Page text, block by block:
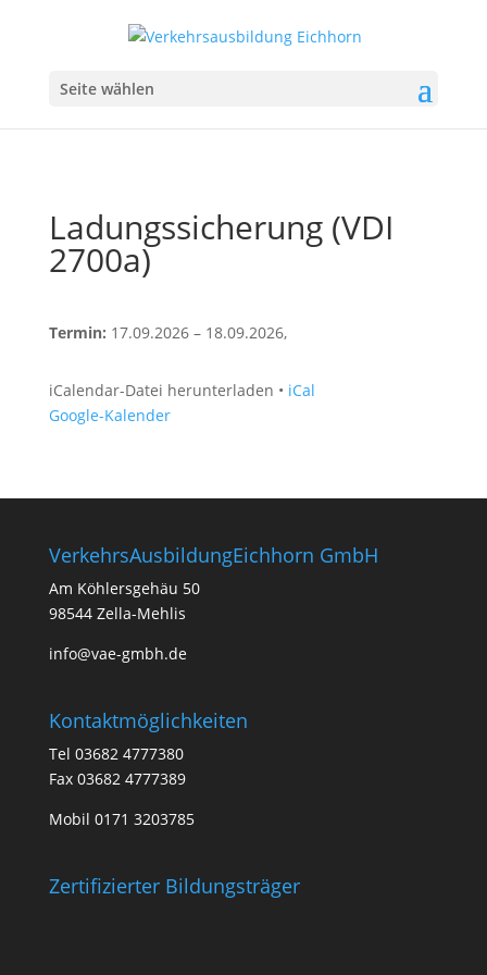
Seite wählen
Ladungssicherung (VDI
2700a)
Termin: 17.09.2026 – 18.09.2026,
iCalendar-Datei herunterladen • iCal
Google-Kalender
VerkehrsAusbildungEichhorn GmbH
Am Köhlersgehäu 50
98544 Zella-Mehlis
info@vae-gmbh.de
Kontaktmöglichkeiten
Tel 03682 4777380
Fax 03682 4777389
Mobil 0171 3203785
Zertifizierter Bildungsträger